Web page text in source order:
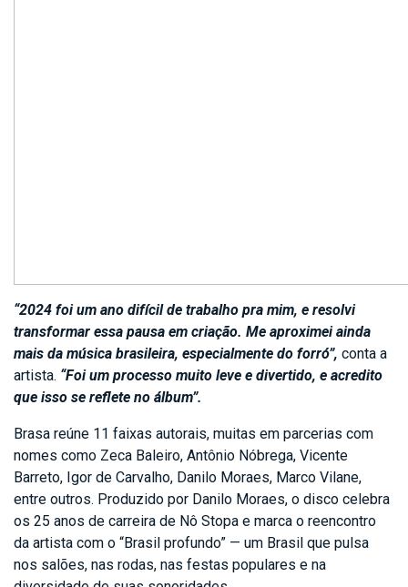
“2024 foi um ano difícil de trabalho pra mim, e resolvi
transformar essa pausa em criação. Me aproximei ainda
mais da música brasileira, especialmente do forró”, conta a
artista. “Foi um processo muito leve e divertido, e acredito
que isso se reflete no álbum”.
Brasa reúne 11 faixas autorais, muitas em parcerias com
nomes como Zeca Baleiro, Antônio Nóbrega, Vicente
Barreto, Igor de Carvalho, Danilo Moraes, Marco Vilane,
entre outros. Produzido por Danilo Moraes, o disco celebra
os 25 anos de carreira de Nô Stopa e marca o reencontro
da artista com o “Brasil profundo” — um Brasil que pulsa
nos salões, nas rodas, nas festas populares e na